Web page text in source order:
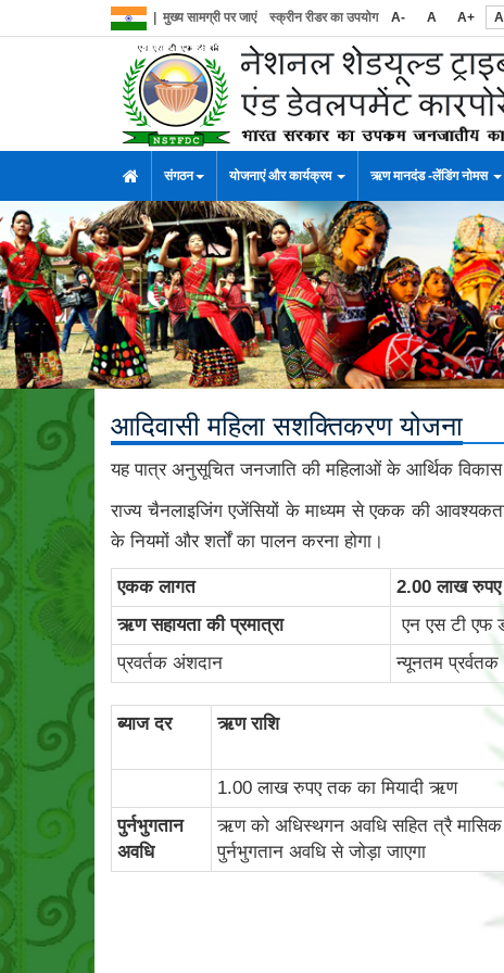
मुख्य सामग्री पर जाएं स्क्रीन रीडर का उपयोग A- A A+ A
संगठन योजनाएं और कार्यक्रम ऋण मानदंड -लेंडिंग नोमस
आदिवासी महिला सशक्तिकरण योजना
यह पात्र अनुसूचित जनजाति की महिलाओं के आर्थिक विकास
राज्य चैनलाइजिंग एजेंसियों के माध्यम से एकक की आवश्यकता
के नियमों और शर्तों का पालन करना होगा।
एकक लागत
2.00 लाख
ऋण सहायता की प्रमात्रा
एन एस टी एफ
प्रवर्तक अंशदान
न्यूनतम
ब्‍याज दर ऋण राशि
1.00 लाख रुपए तक का मियादी ऋण
पुर्नभुगतान
अवधि
ऋण को अधिस्थगन अवधि सहित त्रै मासिक
पुर्नभुगतान अवधि से जोड़ा जाएगा